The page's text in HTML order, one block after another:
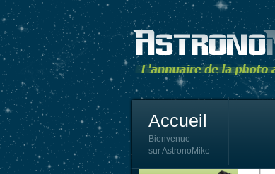
Accueil
Bienvenue
sur AstronoMike